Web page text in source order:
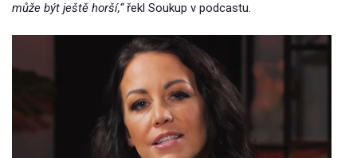
může být ještě horší,“řekl Soukup v podcastu.